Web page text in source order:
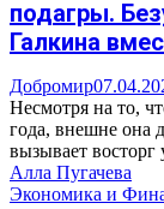
подагры.
Галкина
Добромир
Несмотря на то,
года, внешне она
вызывает
Алла Пугачева
Экономика и